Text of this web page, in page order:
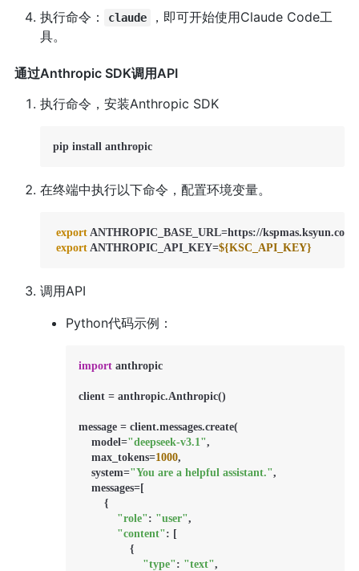
执行命令：
claude
，即可开始使用Claude Code工
具。
通过Anthropic SDK调用API
执行命令，安装Anthropic SDK
pip install anthropic
在终端中执行以下命令，配置环境变量。
export ANTHROPIC_BASE_URL=https://kspmas.ksyun.com
export ANTHROPIC_API_KEY=${KSC_API_KEY}
调用API
Python代码示例：
import anthropic
client = anthropic.Anthropic()
message = client.messages.create(
    model=
"deepseek-v3.1",
    max_tokens=
1000,
    system=
"You are a helpful assistant.",
    messages=[
        {
"role": "user",
"content": [
                {
"type": "text",